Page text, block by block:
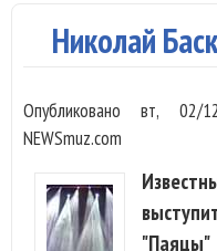
Николай
Опубликовановт, 02/
NEWSmuz.com